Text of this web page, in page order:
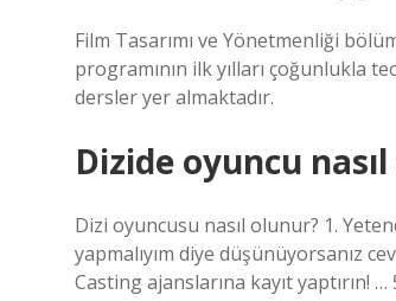
Film Tasarımı ve Yönetmenliği
programının ilk yılları çoğunlukla
dersler yer almaktadır.
Dizide oyuncu
Dizi oyuncusu nasıl olunur? 1.
yapmalıyım diye düşünüyorsanız
Casting ajanslarına kayıt yaptırın!